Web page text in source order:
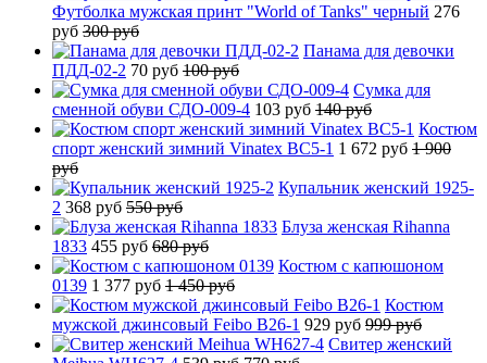
Футболка мужская принт "World of Tanks" черный 276
руб 300 руб
Панама для девочки
ПДД-02-2 70 руб 100 руб
Сумка для
сменной обуви СДО-009-4 103 руб 140 руб
Костюм
спорт женский зимний Vinatex BC5-1 1 672 руб 1 900
руб
Купальник женский 1925-
2 368 руб 550 руб
Блуза женская Rihanna
1833 455 руб 680 руб
Костюм с капюшоном
0139 1 377 руб 1 450 руб
Костюм
мужской джинсовый Feibo B26-1 929 руб 999 руб
Свитер женский